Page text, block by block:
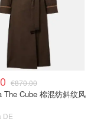
€870.00
The Cube 棉混纺斜纹风
DE